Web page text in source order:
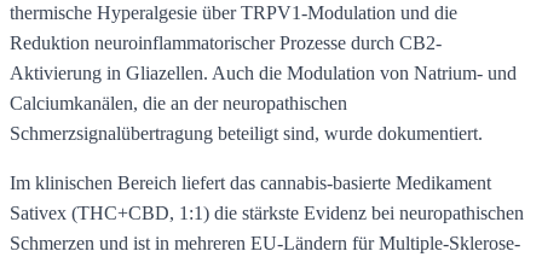
thermische Hyperalgesie über TRPV1-Modulation und die
Reduktion neuroinflammatorischer Prozesse durch CB2-
Aktivierung in Gliazellen. Auch die Modulation von Natrium- und
Calciumkanälen, die an der neuropathischen
Schmerzsignalübertragung beteiligt sind, wurde dokumentiert.
Im klinischen Bereich liefert das cannabis-basierte Medikament
Sativex (THC+CBD, 1:1) die stärkste Evidenz bei neuropathischen
Schmerzen und ist in mehreren EU-Ländern für Multiple-Sklerose-